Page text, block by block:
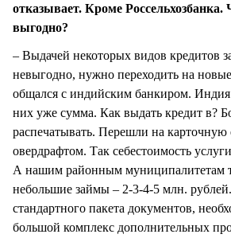
отказывает. Кроме Россельхозбанка.
выгодно?
– Выдачей некоторых видов кредитов
невыгодно, нужно переходить на
общался с индийским банкиром. Индия
них уже сумма. Как выдать кредит в?
распечатывать. Перешли на карточную
овердрафтом. Так себестоимость
А нашим районным муниципалитетам
небольшие займы – 2-3-4-5 млн.
стандартного пакета документов,
большой комплекс дополнительных